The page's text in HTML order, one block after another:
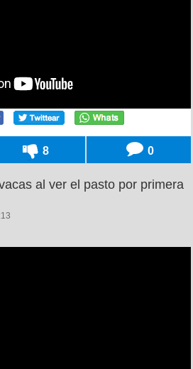
8 0
al ver el pasto por primera